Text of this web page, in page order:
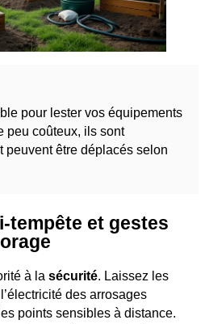
pour lester vos équipements
peu coûteux, ils sont
peuvent être déplacés selon
tempête et gestes
à la sécurité. Laissez les
des arrosages
points sensibles à distance.